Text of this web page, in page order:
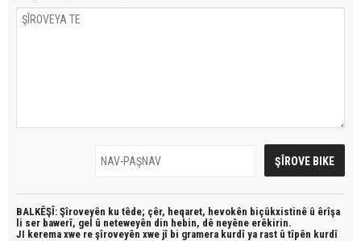
BALKÊŞÎ: Şîroveyên ku têde; çêr, heqaret, hevokên biçûkxistinê û êrîşa
li ser bawerî, gel û neteweyên din hebin, dê neyêne erêkirin.
JI kerema xwe re şîroveyên xwe jî bi gramera kurdî ya rast û tîpên kurdî